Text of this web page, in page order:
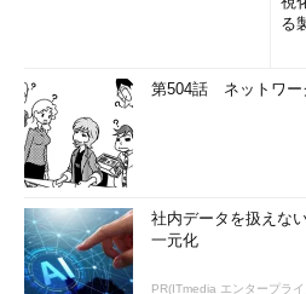
る
第504話 ネットワー
社内データを扱えな
一元化
PR(ITmedia エンタープラ